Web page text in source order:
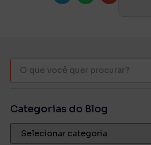
Categorias do Blog